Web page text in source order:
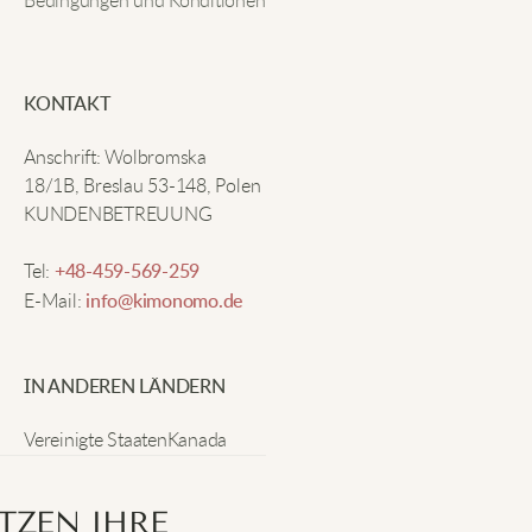
sieht auch noch toll aus.
Noah K
Bequemer Strick und guter Stil! Passt zu allem in
meinem Kleiderschrank.
Elijah T
wirklich einen eleganten Look.
IHRE
KONTAKT
Anschrift: Wolbromska
18/1B, Breslau 53-148, Polen
KUNDENBETREUUNG
Tel: +48-459-569-259
E-Mail: info@kimonomo.de
IN ANDEREN LÄNDERN
Vereinigte StaatenKanada
Schweiz
IrlandNeuseeland